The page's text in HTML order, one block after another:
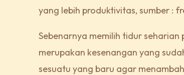
yang lebih produktivitas, sumber :
Sebenarnya memilih tidur
merupakan kesenangan yang
sesuatu yang baru agar